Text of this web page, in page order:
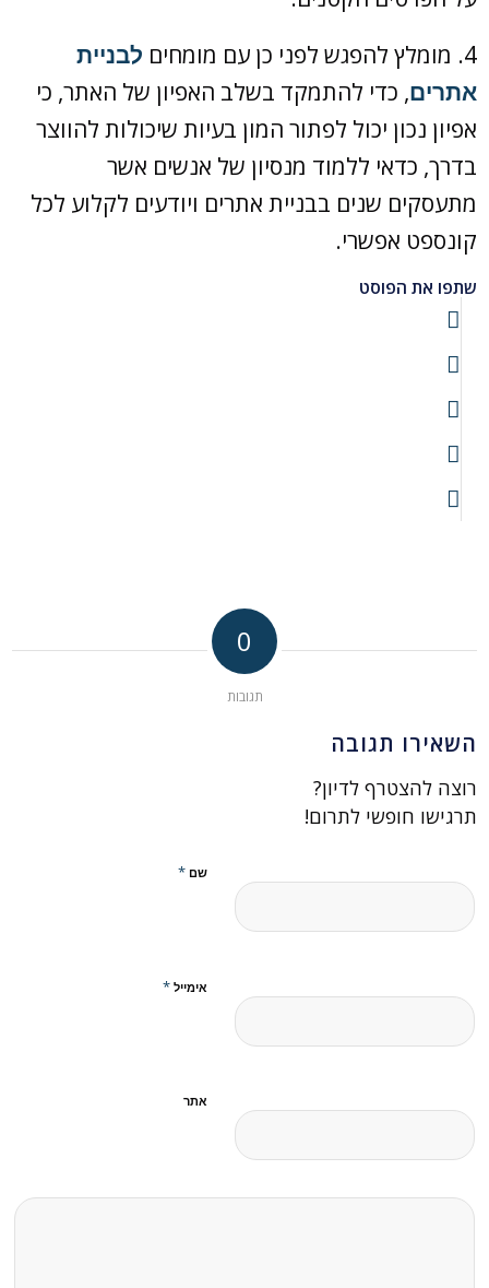
4. מומלץ להפגש לפני כן עם מומחים
לבניית
אתרים, כדי להתמקד בשלב האפיון של האתר, כי
אפיון נכון יכול לפתור המון בעיות שיכולות להווצר
בדרך, כדאי ללמוד מנסיון של אנשים אשר
מתעסקים שנים בבניית אתרים ויודעים לקלוע לכל
קונספט אפשרי.
שתפו את הפוסט
0
תגובות
השאירו תגובה
רוצה להצטרף לדיון?
תרגישו חופשי לתרום!
שם*
אימייל*
אתר